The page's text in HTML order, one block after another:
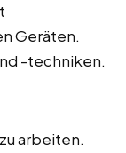
Geräten.
-techniken.
arbeiten.